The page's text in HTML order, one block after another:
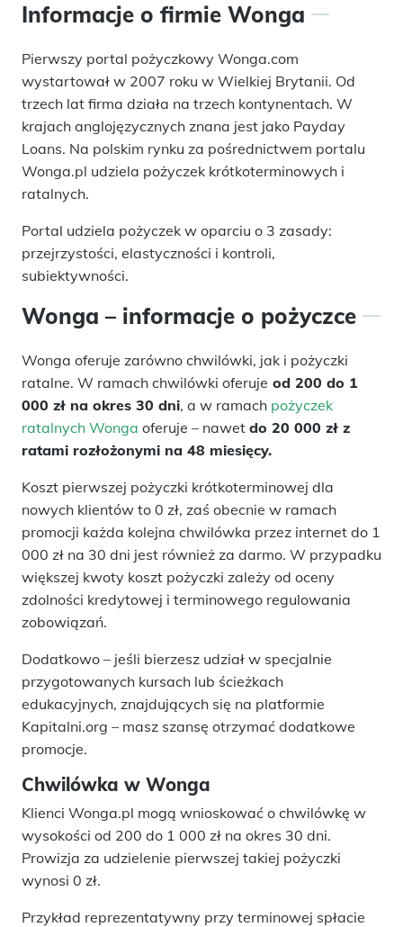
Informacje o firmie Wonga
Pierwszy portal pożyczkowy Wonga.com
wystartował w 2007 roku w Wielkiej Brytanii. Od
trzech lat firma działa na trzech kontynentach. W
krajach anglojęzycznych znana jest jako Payday
Loans. Na polskim rynku za pośrednictwem portalu
Wonga.pl udziela pożyczek krótkoterminowych i
ratalnych.
Portal udziela pożyczek w oparciu o 3 zasady:
przejrzystości, elastyczności i kontroli,
subiektywności.
Wonga – informacje o pożyczce
Wonga oferuje zarówno chwilówki, jak i pożyczki
ratalne. W ramach chwilówki oferuje od 200 do 1
000 zł na okres 30 dni, a w ramach pożyczek
ratalnych Wonga oferuje – nawet do 20 000 zł z
ratami rozłożonymi na 48 miesięcy.
Koszt pierwszej pożyczki krótkoterminowej dla
nowych klientów to 0 zł, zaś obecnie w ramach
promocji każda kolejna chwilówka przez internet do 1
000 zł na 30 dni jest również za darmo. W przypadku
większej kwoty koszt pożyczki zależy od oceny
zdolności kredytowej i terminowego regulowania
zobowiązań.
Dodatkowo – jeśli bierzesz udział w specjalnie
przygotowanych kursach lub ścieżkach
edukacyjnych, znajdujących się na platformie
Kapitalni.org – masz szansę otrzymać dodatkowe
promocje.
Chwilówka w Wonga
Klienci Wonga.pl mogą wnioskować o chwilówkę w
wysokości od 200 do 1 000 zł na okres 30 dni.
Prowizja za udzielenie pierwszej takiej pożyczki
wynosi 0 zł.
Przykład reprezentatywny przy terminowej spłacie